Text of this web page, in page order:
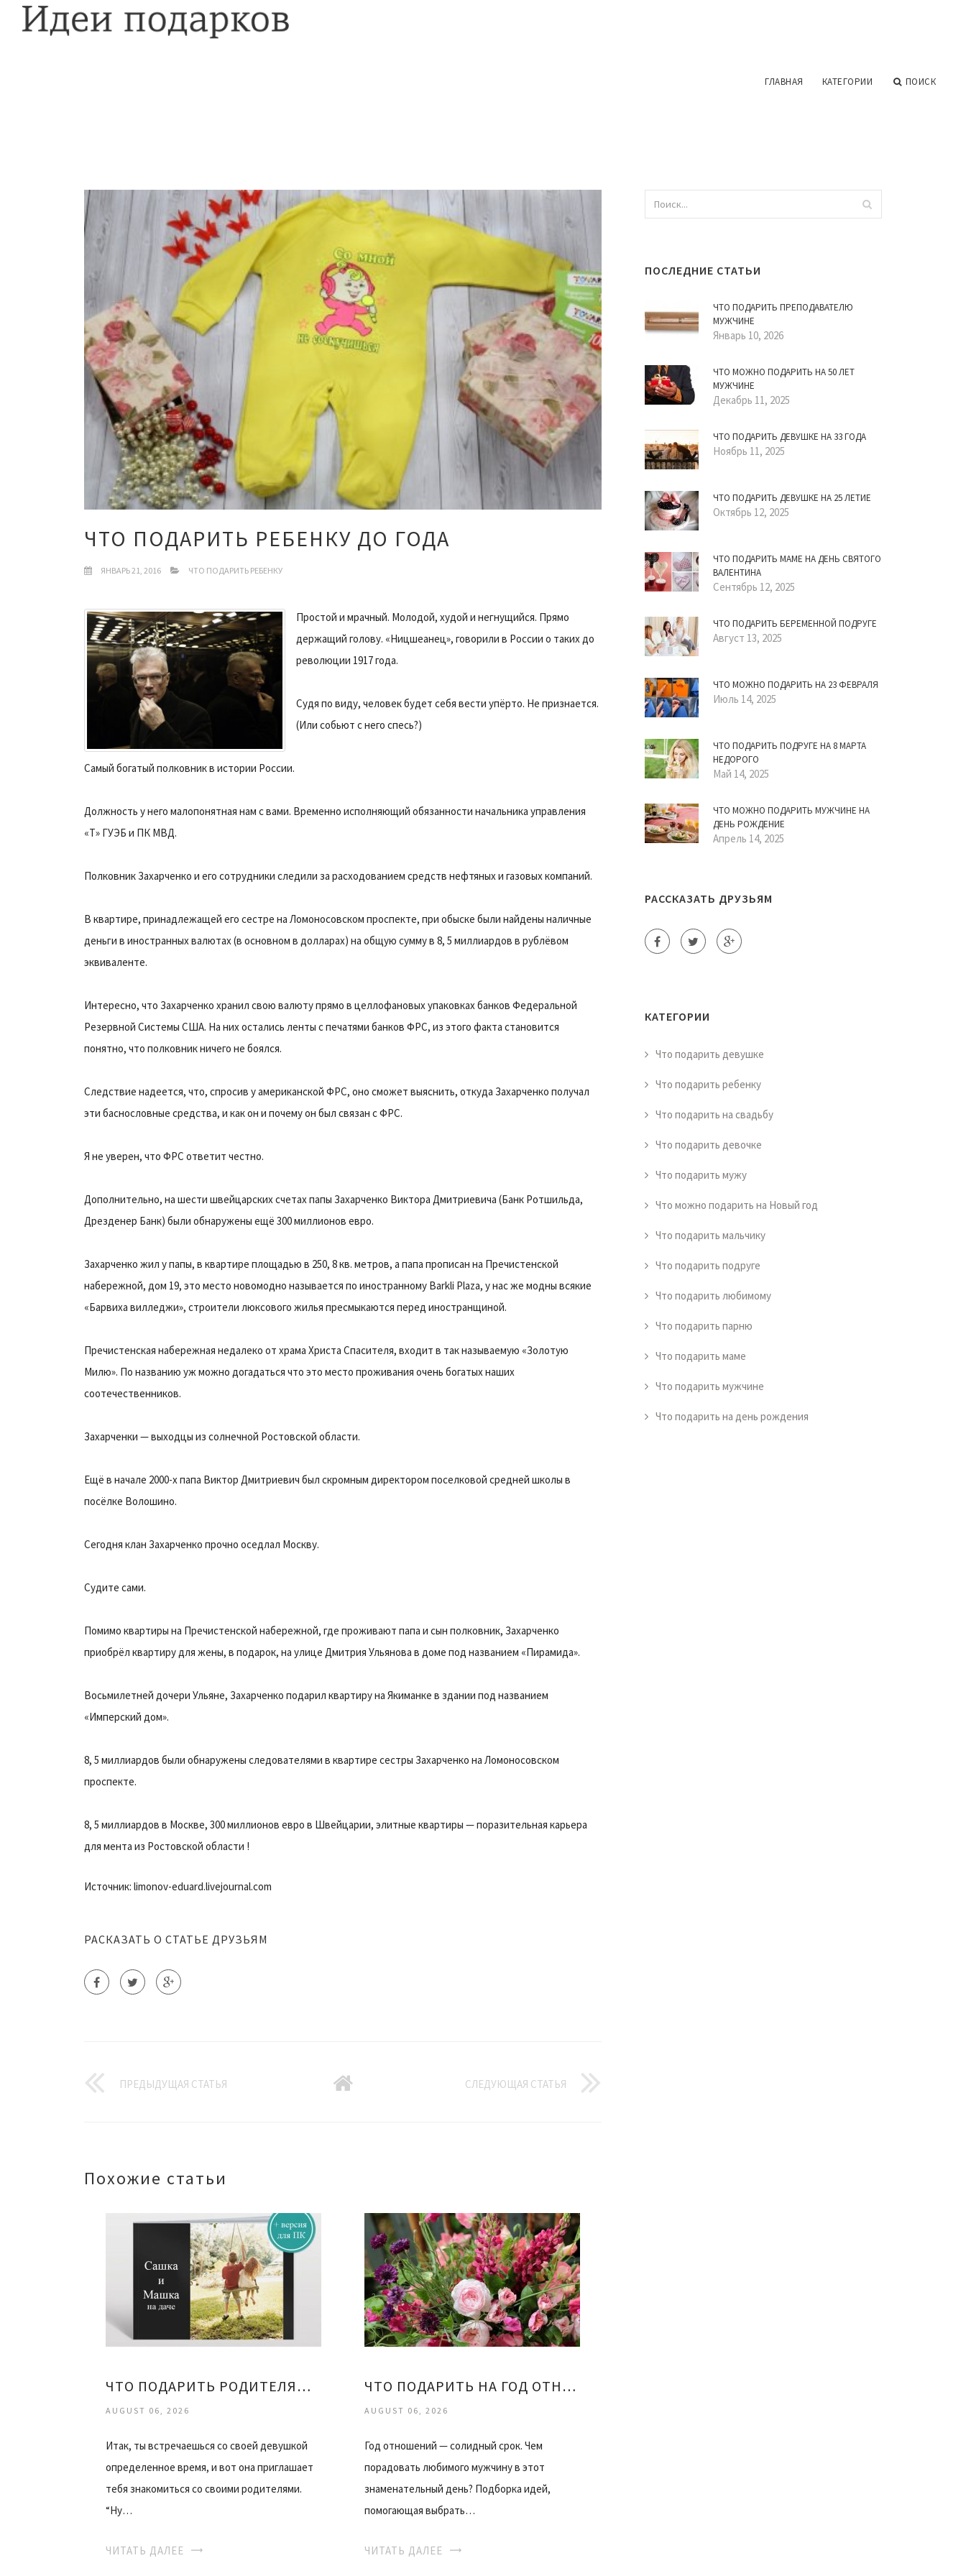
ГЛАВНАЯ КАТЕГОРИИ ПОИСК
ЧТО ПОДАРИТЬ РЕБЕНКУ ДО ГОДА
ЯНВАРЬ 21, 2016 ЧТО ПОДАРИТЬ РЕБЕНКУ
Простой и мрачный. Молодой, худой и негнущийся. Прямо
держащий голову. «Ницшеанец», говорили в России о таких до
революции 1917 года.
Судя по виду, человек будет себя вести упёрто. Не признается.
(Или собьют с него спесь?)
Самый богатый полковник в истории России.
Должность у него малопонятная нам с вами. Временно исполняющий обязанности начальника управления
«Т» ГУЭБ и ПК МВД.
Полковник Захарченко и его сотрудники следили за расходованием средств нефтяных и газовых компаний.
В квартире, принадлежащей его сестре на Ломоносовском проспекте, при обыске были найдены наличные
деньги в иностранных валютах (в основном в долларах) на общую сумму в 8, 5 миллиардов в рублёвом
эквиваленте.
Интересно, что Захарченко хранил свою валюту прямо в целлофановых упаковках банков Федеральной
Резервной Системы США. На них остались ленты с печатями банков ФРС, из этого факта становится
понятно, что полковник ничего не боялся.
Следствие надеется, что, спросив у американской ФРС, оно сможет выяснить, откуда Захарченко получал
эти баснословные средства, и как он и почему он был связан с ФРС.
Я не уверен, что ФРС ответит честно.
Дополнительно, на шести швейцарских счетах папы Захарченко Виктора Дмитриевича (Банк Ротшильда,
Дрезденер Банк) были обнаружены ещё 300 миллионов евро.
Захарченко жил у папы, в квартире площадью в 250, 8 кв. метров, а папа прописан на Пречистенской
набережной, дом 19, это место новомодно называется по иностранному Barkli Plaza, у нас же модны всякие
«Барвиха вилледжи», строители люксового жилья пресмыкаются перед иностранщиной.
Пречистенская набережная недалеко от храма Христа Спасителя, входит в так называемую «Золотую
Милю». По названию уж можно догадаться что это место проживания очень богатых наших
соотечественников.
Захарченки — выходцы из солнечной Ростовской области.
Ещё в начале 2000-х папа Виктор Дмитриевич был скромным директором поселковой средней школы в
посёлке Волошино.
Сегодня клан Захарченко прочно оседлал Москву.
Судите сами.
Помимо квартиры на Пречистенской набережной, где проживают папа и сын полковник, Захарченко
приобрёл квартиру для жены, в подарок, на улице Дмитрия Ульянова в доме под названием «Пирамида».
Восьмилетней дочери Ульяне, Захарченко подарил квартиру на Якиманке в здании под названием
«Имперский дом».
8, 5 миллиардов были обнаружены следователями в квартире сестры Захарченко на Ломоносовском
проспекте.
8, 5 миллиардов в Москве, 300 миллионов евро в Швейцарии, элитные квартиры — поразительная карьера
для мента из Ростовской области !
Источник: limonov-eduard.livejournal.com
РАСКАЗАТЬ О СТАТЬЕ ДРУЗЬЯМ
ПРЕДЫДУЩАЯ СТАТЬЯ СЛЕДУЮЩАЯ СТАТЬЯ
Похожие статьи
ЧТО ПОДАРИТЬ РОДИТЕЛЯМ ДЕВУШКИ
AUGUST 06, 2026
Итак, ты встречаешься со своей девушкой
определенное время, и вот она приглашает
тебя знакомиться со своими родителями.
“Ну…
ЧИТАТЬ ДАЛЕЕ
ЧТО ПОДАРИТЬ НА ГОД ОТНОШЕНИЙ ДЕВУШКЕ
AUGUST 06, 2026
Год отношений — солидный срок. Чем
порадовать любимого мужчину в этот
знаменательный день? Подборка идей,
помогающая выбрать…
ЧИТАТЬ ДАЛЕЕ
ПОСЛЕДНИЕ СТАТЬИ
ЧТО ПОДАРИТЬ ПРЕПОДАВАТЕЛЮ
МУЖЧИНЕ
Январь 10, 2026
ЧТО МОЖНО ПОДАРИТЬ НА 50 ЛЕТ
МУЖЧИНЕ
Декабрь 11, 2025
ЧТО ПОДАРИТЬ ДЕВУШКЕ НА 33 ГОДА
Ноябрь 11, 2025
ЧТО ПОДАРИТЬ ДЕВУШКЕ НА 25 ЛЕТИЕ
Октябрь 12, 2025
ЧТО ПОДАРИТЬ МАМЕ НА ДЕНЬ СВЯТОГО
ВАЛЕНТИНА
Сентябрь 12, 2025
ЧТО ПОДАРИТЬ БЕРЕМЕННОЙ ПОДРУГЕ
Август 13, 2025
ЧТО МОЖНО ПОДАРИТЬ НА 23 ФЕВРАЛЯ
Июль 14, 2025
ЧТО ПОДАРИТЬ ПОДРУГЕ НА 8 МАРТА
НЕДОРОГО
Май 14, 2025
ЧТО МОЖНО ПОДАРИТЬ МУЖЧИНЕ НА
ДЕНЬ РОЖДЕНИЕ
Апрель 14, 2025
РАССКАЗАТЬ ДРУЗЬЯМ
КАТЕГОРИИ
Что подарить девушке
Что подарить ребенку
Что подарить на свадьбу
Что подарить девочке
Что подарить мужу
Что можно подарить на Новый год
Что подарить мальчику
Что подарить подруге
Что подарить любимому
Что подарить парню
Что подарить маме
Что подарить мужчине
Что подарить на день рождения